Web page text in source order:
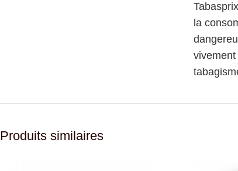
la
Produits similaires